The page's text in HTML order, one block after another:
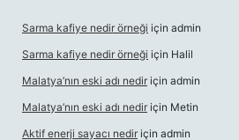
Sarma kafiye nedir örneği için admin
Sarma kafiye nedir örneği için Halil
Malatya’nın eski adı nedir için admin
Malatya’nın eski adı nedir için Metin
Aktif enerji sayacı nedir için admin